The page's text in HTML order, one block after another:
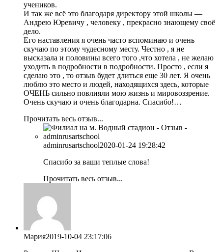
учеников.
И так же всё это благодаря директору этой школы —
Андрею Юревичу , человеку , прекрасно знающему своё
дело.
Его наставления я очень часто вспоминаю и очень
скучаю по этому чудесному месту. Честно , я не
высказала и половины всего того ,что хотела , не желаю
уходить в подробности в подробности. Просто , если я
сделаю это , то отзыв будет длиться еще 30 лет. Я очень
люблю это место и людей, находящихся здесь, которые
ОЧЕНЬ сильно повлияли мою жизнь и мировоззрение.
Очень скучаю и очень благодарна. Спасибо!…
Прочитать весь отзыв...
adminrusartschool2020-01-24 19:28:42
Спасибо за ваши теплые слова!
Прочитать весь отзыв...
Мария2019-10-04 23:17:06